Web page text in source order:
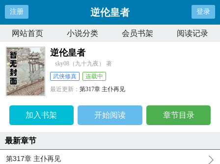
注册 逆伦皇者 登录
网站首页 小说分类 会员书架 阅读记录
逆伦皇者
sky08（九十九夜） 著
武侠修真
连载中
最近更新：第317章 主仆再见
加入书架 开始阅读 章节目录
最新章节
第317章 主仆再见